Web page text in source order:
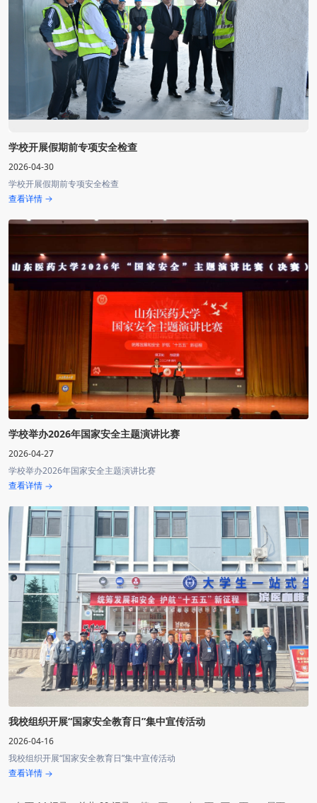
学校开展假期前专项安全检查
2026-04-30
学校开展假期前专项安全检查
查看详情
学校举办2026年国家安全主题演讲比赛
2026-04-27
学校举办2026年国家安全主题演讲比赛
查看详情
我校组织开展“国家安全教育日”集中宣传活动
2026-04-16
我校组织开展“国家安全教育日”集中宣传活动
查看详情